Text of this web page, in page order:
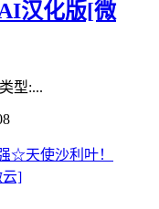
汉化版[微
型:...